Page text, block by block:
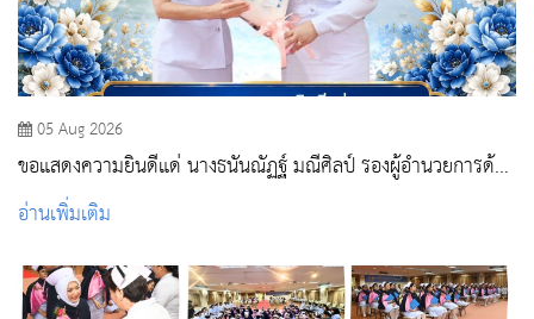
05 Aug 2026
ขอแสดงความยินดีแด่ นางธนันณัฏฐ์ มณีศิลป์ รองผู้อำนวยการด้าน
การพยาบาล โรงพยาบาลสระบุรี
อ่านเพิ่มเติม